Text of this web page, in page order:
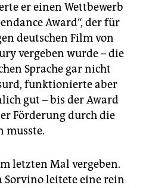
er einen Wettbewerb
Award“, der für
deutschen Film von
vergeben wurde – die
Sprache gar nicht
funktionierte aber
gut – bis der Award
Förderung durch die
musste.
letzten Mal vergeben.
Sorvino leitete eine rein